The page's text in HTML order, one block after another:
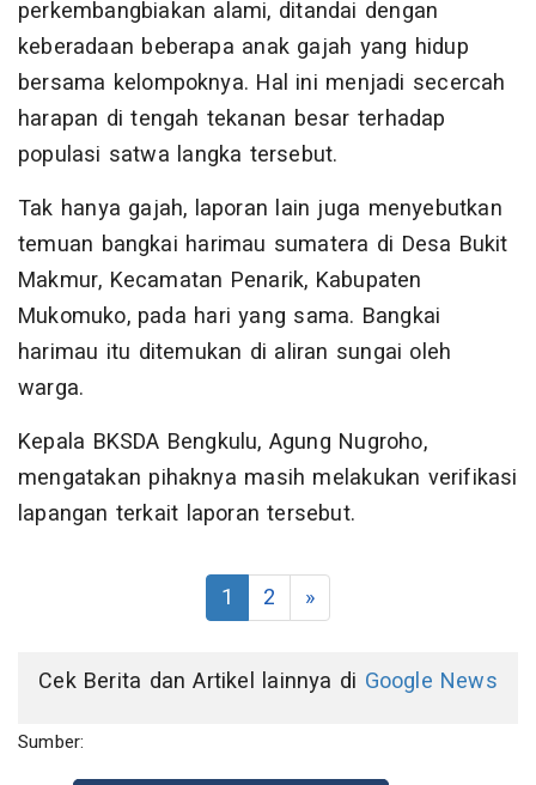
perkembangbiakan alami, ditandai dengan
keberadaan beberapa anak gajah yang hidup
bersama kelompoknya. Hal ini menjadi secercah
harapan di tengah tekanan besar terhadap
populasi satwa langka tersebut.
Tak hanya gajah, laporan lain juga menyebutkan
temuan bangkai harimau sumatera di Desa Bukit
Makmur, Kecamatan Penarik, Kabupaten
Mukomuko, pada hari yang sama. Bangkai
harimau itu ditemukan di aliran sungai oleh
warga.
Kepala BKSDA Bengkulu, Agung Nugroho,
mengatakan pihaknya masih melakukan verifikasi
lapangan terkait laporan tersebut.
1 2 »
Cek Berita dan Artikel lainnya di Google News
Sumber: